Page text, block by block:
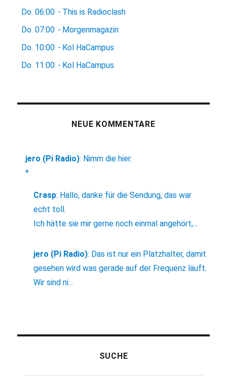
Do. 06:00 - This is Radioclash
Do. 07:00 - Morgenmagazin
Do. 10:00 - Kol HaCampus
Do. 11:00 - Kol HaCampus
NEUE KOMMENTARE
jero (Pi Radio): Nimm die hier:
*
Crasp: Hallo, danke für die Sendung, das war
echt toll.
Ich hätte sie mir gerne noch einmal angehört,...
jero (Pi Radio): Das ist nur ein Platzhalter, damit
gesehen wird was gerade auf der Frequenz läuft.
Wir sind ni...
SUCHE